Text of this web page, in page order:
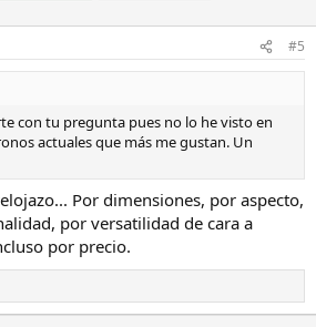
#5
con tu pregunta pues no lo he visto en
actuales que más me gustan. Un
Por dimensiones, por aspecto,
por versatilidad de cara a
por precio.